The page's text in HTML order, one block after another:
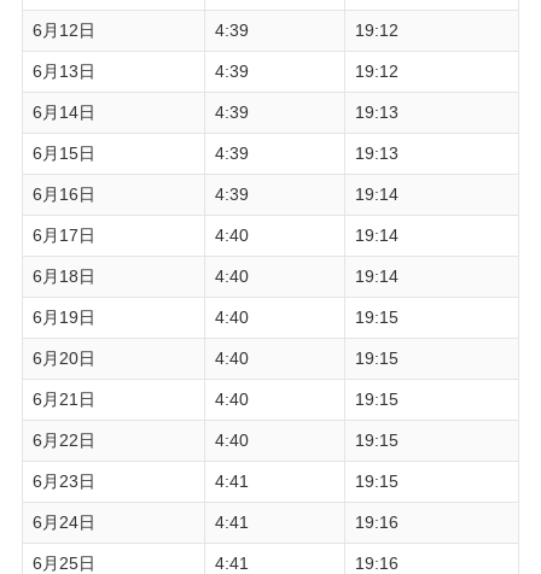
6月12日 4:39 19:12
6月13日 4:39 19:12
6月14日 4:39 19:13
6月15日 4:39 19:13
6月16日 4:39 19:14
6月17日 4:40 19:14
6月18日 4:40 19:14
6月19日 4:40 19:15
6月20日 4:40 19:15
6月21日 4:40 19:15
6月22日 4:40 19:15
6月23日 4:41 19:15
6月24日 4:41 19:16
6月25日 4:41 19:16